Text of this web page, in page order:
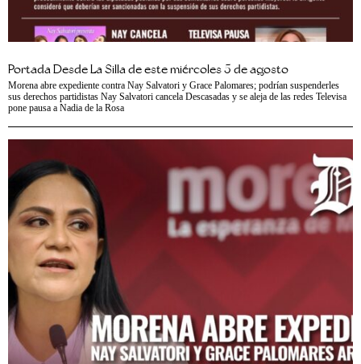
Portada Desde La Silla de este miércoles 5 de agosto
Morena abre expediente contra Nay Salvatori y Grace Palomares; podrían suspenderles
sus derechos partidistas Nay Salvatori cancela Descasadas y se aleja de las redes Televisa
pone pausa a Nadia de la Rosa